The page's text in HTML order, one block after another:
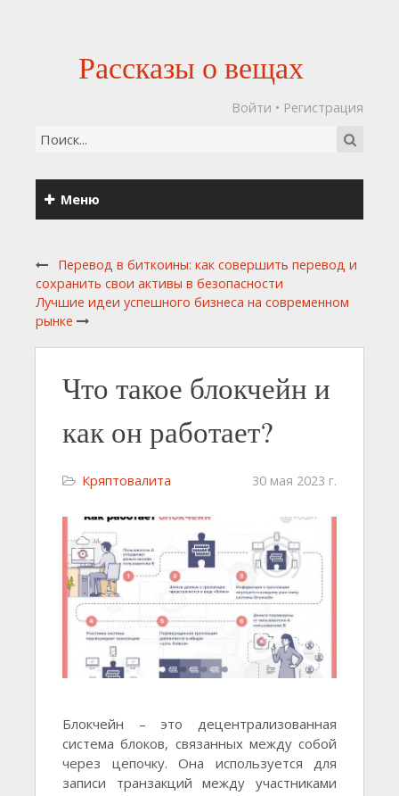
Рассказы о вещах
Войти • Регистрация
Меню
Перевод в биткоины: как совершить перевод и
сохранить свои активы в безопасности
Лучшие идеи успешного бизнеса на современном
рынке
Что такое блокчейн и
как он работает?
Кряптовалита 30 мая 2023 г.
Блокчейн – это децентрализованная
система блоков, связанных между собой
через цепочку. Она используется для
записи транзакций между участниками